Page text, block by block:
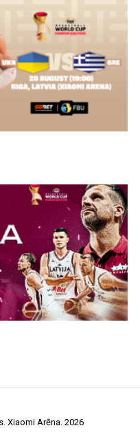
Xiaomi Arēna. 2026